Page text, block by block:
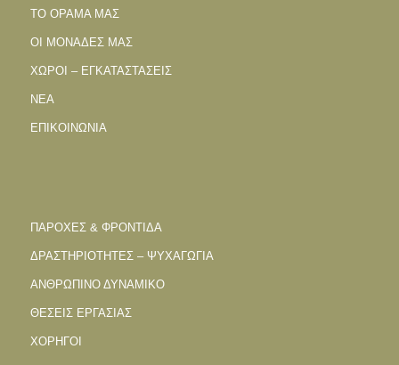
ΤΟ ΟΡΑΜΑ ΜΑΣ
ΟΙ ΜΟΝΑΔΕΣ ΜΑΣ
ΧΩΡΟΙ – ΕΓΚΑΤΑΣΤΑΣΕΙΣ
ΝΕΑ
ΕΠΙΚΟΙΝΩΝΙΑ
ΠΑΡΟΧΕΣ & ΦΡΟΝΤΙΔΑ
ΔΡΑΣΤΗΡΙΟΤΗΤΕΣ – ΨΥΧΑΓΩΓΙΑ
ΑΝΘΡΩΠΙΝΟ ΔΥΝΑΜΙΚΟ
ΘΕΣΕΙΣ ΕΡΓΑΣΙΑΣ
ΧΟΡΗΓΟΙ